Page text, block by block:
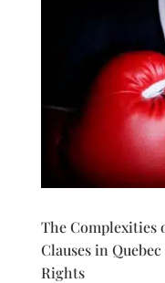
The Complexities
Clauses in
Rights